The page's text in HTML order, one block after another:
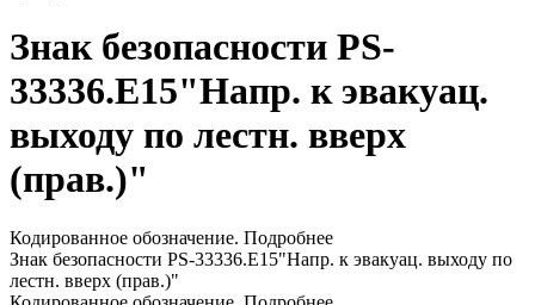
Знак безопасности PS-
33336.E15"Напр. к эвакуац.
выходу по лестн. вверх
(прав.)"
Кодированное обозначение. Подробнее
Знак безопасности PS-33336.E15"Напр. к эвакуац. выходу по
лестн. вверх (прав.)"